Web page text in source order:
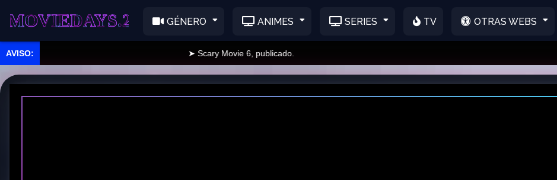
GÉNERO ANIMES SERIES TV OTRAS WEBS
➤ Scary Movie 6, publicado.